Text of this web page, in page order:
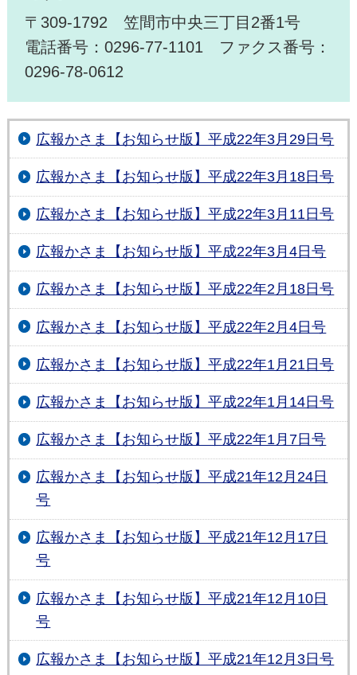
〒309-1792 笠間市中央三丁目2番1号
電話番号：0296-77-1101 ファクス番号：
0296-78-0612
広報かさま【お知らせ版】平成22年3月29日号
広報かさま【お知らせ版】平成22年3月18日号
広報かさま【お知らせ版】平成22年3月11日号
広報かさま【お知らせ版】平成22年3月4日号
広報かさま【お知らせ版】平成22年2月18日号
広報かさま【お知らせ版】平成22年2月4日号
広報かさま【お知らせ版】平成22年1月21日号
広報かさま【お知らせ版】平成22年1月14日号
広報かさま【お知らせ版】平成22年1月7日号
広報かさま【お知らせ版】平成21年12月24日
号
広報かさま【お知らせ版】平成21年12月17日
号
広報かさま【お知らせ版】平成21年12月10日
号
広報かさま【お知らせ版】平成21年12月3日号